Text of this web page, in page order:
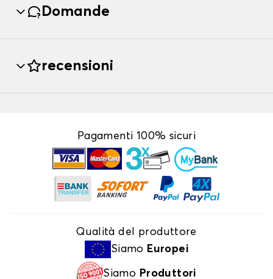
Domande
recensioni
Pagamenti 100% sicuri
Qualità del produttore
Siamo Europei
Siamo Produttori